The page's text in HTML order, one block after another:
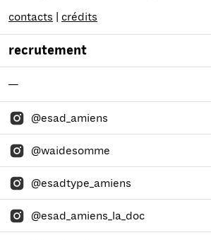
contacts
crédits
recrutement
—
@esad_amiens
@waidesomme
@esadtype_amiens
@esad_amiens_la_doc